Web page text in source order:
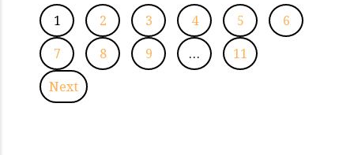
1
2 3 4 5
6
7
8 9 …
11
Next